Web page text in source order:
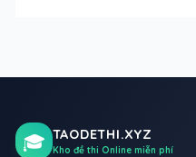
🎓 TAODETHI.XYZ
Kho đề thi Online miễn phí